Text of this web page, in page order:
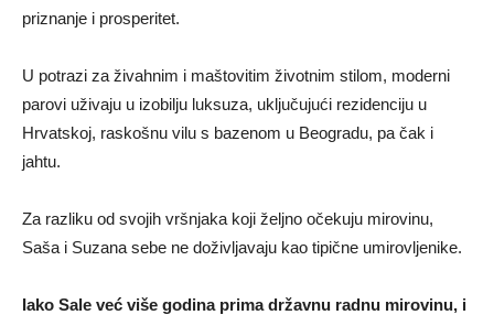
priznanje i prosperitet.
U potrazi za živahnim i maštovitim životnim stilom, moderni
parovi uživaju u izobilju luksuza, uključujući rezidenciju u
Hrvatskoj, raskošnu vilu s bazenom u Beogradu, pa čak i
jahtu.
Za razliku od svojih vršnjaka koji željno očekuju mirovinu,
Saša i Suzana sebe ne doživljavaju kao tipične umirovljenike.
Iako Sale već više godina prima državnu radnu mirovinu, i